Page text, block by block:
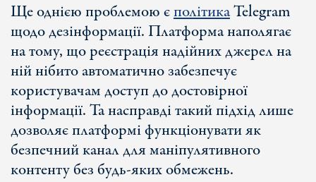
Ще однією проблемою єполітикаTelegram
щодо дезінформації. Платформа наполягає
на тому, що реєстрація надійних джерел на
ній нібито автоматично забезпечує
користувачам доступ до достовірної
інформації. Та насправді такий підхід лише
дозволяє платформі функціонувати як
безпечний канал для маніпулятивного
контенту без будь-яких обмежень.